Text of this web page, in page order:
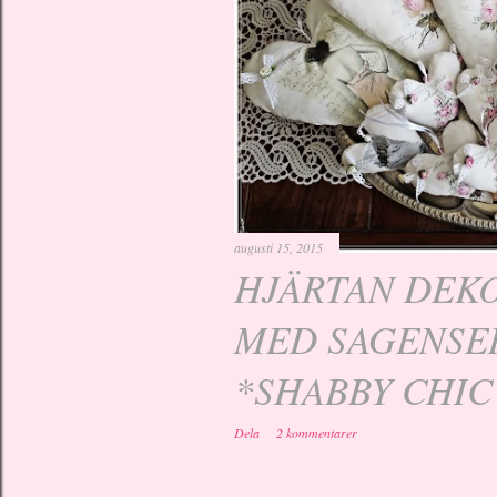
ä
g
g
augusti 15, 2015
HJÄRTAN
MED
*SHABBY
Dela 2 kommentarer